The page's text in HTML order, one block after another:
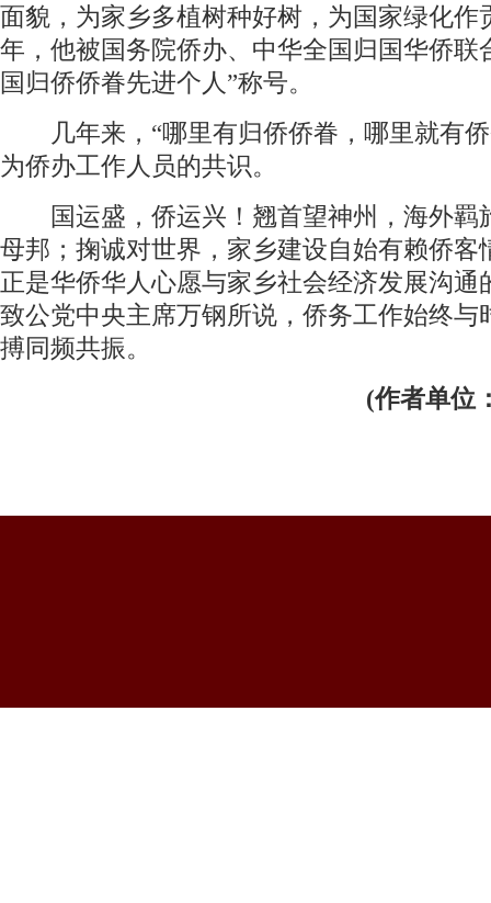
面貌，为家乡多植树种好树，为国家绿化作
年，他被国务院侨办、中华全国归国华侨联
国归侨侨眷先进个人”称号。
几年来，“哪里有归侨侨眷，哪里就有侨
为侨办工作人员的共识。
国运盛，侨运兴！翘首望神州，海外羁
母邦；掬诚对世界，家乡建设自始有赖侨客
正是华侨华人心愿与家乡社会经济发展沟通
致公党中央主席万钢所说，侨务工作始终与
搏同频共振。
(作者单位